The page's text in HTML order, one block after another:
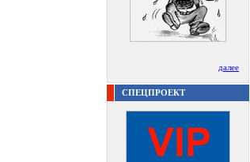
далее
СПЕЦПРОЕКТ